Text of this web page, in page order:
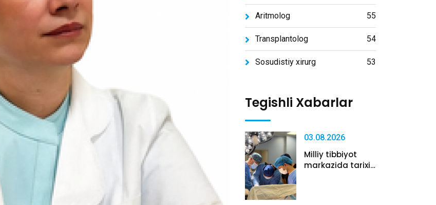
Aritmolog 55
Transplantolog 54
Sosudistiy xirurg 53
Tegishli Xabarlar
03.08.2026
Milliy tibbiyot
markazida tarixiy